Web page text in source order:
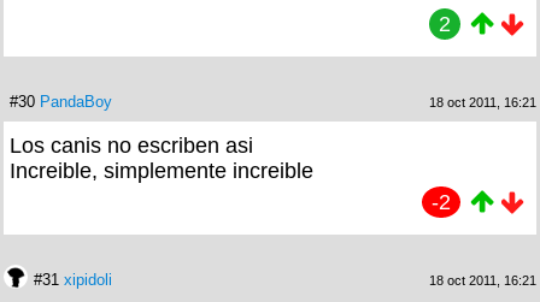
2
#30 PandaBoy 18 oct 2011, 16:21
Los canis no escriben asi
Increible, simplemente increible
-2
#31 xipidoli 18 oct 2011, 16:21